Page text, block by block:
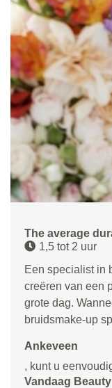
The average
1,5 tot 2 uur
Een specialist in
creëren van een
grote dag.
bruidsmake-up
Ankeveen
, kunt u
Vandaag Beauty